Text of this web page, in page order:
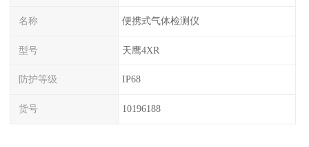
名称 便携式气体检测仪
型号 天鹰4XR
防护等级 IP68
货号 10196188